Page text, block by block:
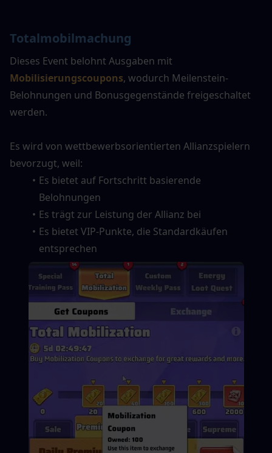
Totalmobilmachung
Mobilisierungscoupons, wodurch Meilenstein-
Belohnungen und Bonusgegenstände freigeschaltet
werden.
Es wird von wettbewerbsorientierten Allianzspielern
bevorzugt, weil:
Es bietet auf Fortschritt basierende
Belohnungen
Es trägt zur Leistung der Allianz bei
Es bietet VIP-Punkte, die Standardkäufen
entsprechen